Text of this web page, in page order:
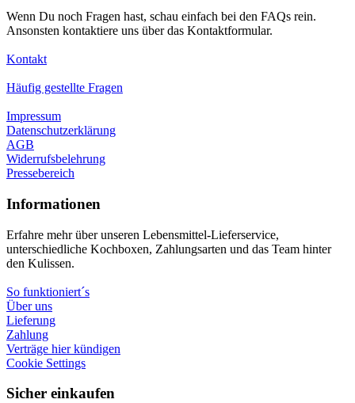
Wenn Du noch Fragen hast, schau einfach bei den FAQs rein.
Ansonsten kontaktiere uns über das Kontaktformular.
Kontakt
Häufig gestellte Fragen
Impressum
Datenschutzerklärung
AGB
Widerrufsbelehrung
Pressebereich
Informationen
Erfahre mehr über unseren Lebensmittel-Lieferservice,
unterschiedliche Kochboxen, Zahlungsarten und das Team hinter
den Kulissen.
So funktioniert´s
Über uns
Lieferung
Zahlung
Verträge hier kündigen
Cookie Settings
Sicher einkaufen